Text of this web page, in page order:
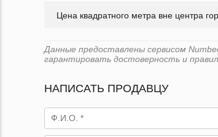
Цена квадратного метра вне центра
Данные предоставлены сервисом
гарантировать достоверность и
НАПИСАТЬ ПРОДАВЦУ